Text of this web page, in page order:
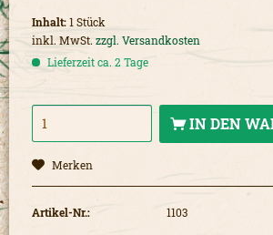
Inhalt:1 Stück
inkl. MwSt. zzgl. Versandkosten
Lieferzeit ca. 2 Tage
IN DEN
Merken
Artikel-Nr.: 1103